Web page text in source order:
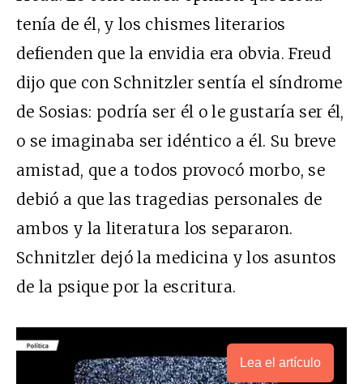
tenía de él, y los chismes literarios
defienden que la envidia era obvia. Freud
dijo que con Schnitzler sentía el síndrome
de Sosias: podría ser él o le gustaría ser él,
o se imaginaba ser idéntico a él. Su breve
amistad, que a todos provocó morbo, se
debió a que las tragedias personales de
ambos y la literatura los separaron.
Schnitzler dejó la medicina y los asuntos
de la psique por la escritura.
Lea el artículo